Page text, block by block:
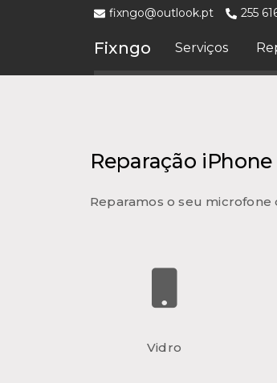
fixngo@outlook.pt 255
Fixngo Serviços
Reparação
Reparamos o seu
Vidro